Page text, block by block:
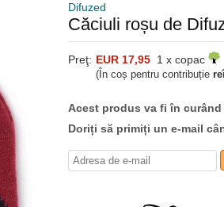
Difuzed
Căciuli roșu de
Preţ: EUR 17,95 1 x copac
(În coș pentru contribuție
Acest produs va fi în
Doriți să primiți un e-mail